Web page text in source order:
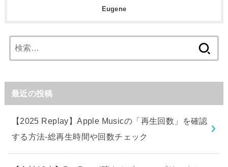
Eugene
索:
最近の投稿
【2025 Replay】Apple Musicの「再生回数」を確認
する方法-総再生時間や回数チェック